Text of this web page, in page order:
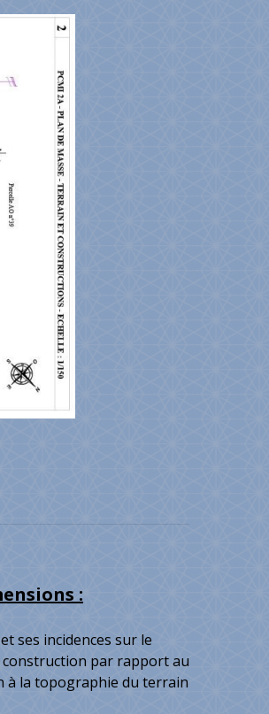
:
ses incidences sur le
par rapport au
à la topographie du terrain